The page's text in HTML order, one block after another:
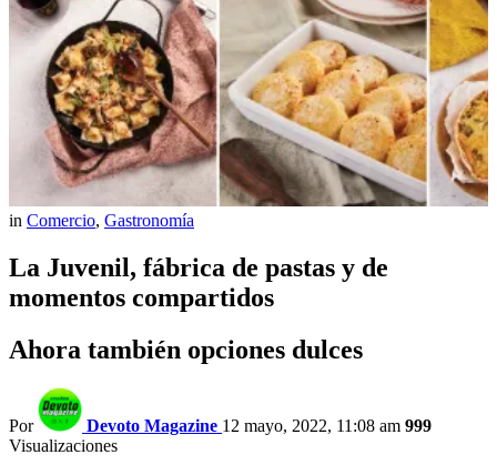
in Comercio, Gastronomía
La Juvenil, fábrica de pastas y de
momentos compartidos
Ahora también opciones dulces
Por Devoto Magazine 12 mayo, 2022, 11:08 am 999
Visualizaciones